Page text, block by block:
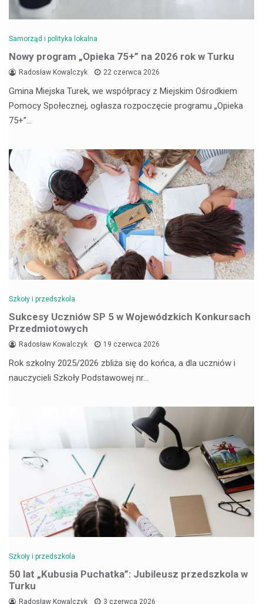
Samorząd i polityka lokalna
Nowy program „Opieka 75+” na 2026 rok w Turku
Radosław Kowalczyk 22 czerwca 2026
Gmina Miejska Turek, we współpracy z Miejskim Ośrodkiem
Pomocy Społecznej, ogłasza rozpoczęcie programu „Opieka
75+”…
Szkoły i przedszkola
Sukcesy Uczniów SP 5 w Wojewódzkich Konkursach
Przedmiotowych
Radosław Kowalczyk 19 czerwca 2026
Rok szkolny 2025/2026 zbliża się do końca, a dla uczniów i
nauczycieli Szkoły Podstawowej nr…
Szkoły i przedszkola
50 lat „Kubusia Puchatka”: Jubileusz przedszkola w
Turku
Radosław Kowalczyk 3 czerwca 2026